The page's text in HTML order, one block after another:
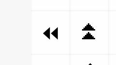
⏪
⏫